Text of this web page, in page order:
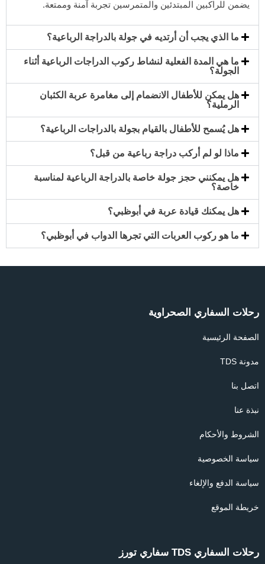
يضمن للراكبين المبتدئين والمتمرسين تجربة آمنة وممتعة.
ما الذي يجب أن أرتديه في جولة بالدراجة الرباعية؟
ما هي المدة الفعلية لنشاط ركوب الدراجات الرباعية أثناء
الجولة؟
هل يمكن للأطفال الانضمام إلى مغامرة عربة الكثبان
الرملية؟
هل يُسمح للأطفال بالقيام بجولة بالدراجات الرباعية؟
ماذا لو لم أركب دراجة رباعية من قبل؟
هل يمكنني حجز جولة خاصة بالدراجة الرباعية لمناسبة
خاصة؟
هل يمكنك قيادة عربة في أبوظبي؟
ما هو ركوب العربات التي تجرها الدواب في أبوظبي؟
رحلات السفاري الصحراوية
الصفحة الرئيسية
مدونة TDS
اتصل بنا
نبذة عنا
الشروط والأحكام
سياسة الخصوصية
سياسة الدفع والإلغاء
خريطة الموقع
رحلات السفاري TDS سفاري تورز